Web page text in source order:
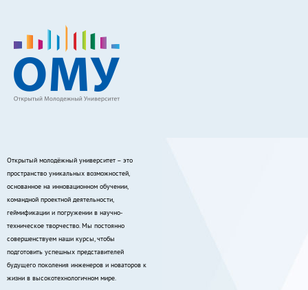
Открытый молодёжный университет – это
пространство уникальных возможностей,
основанное на инновационном обучении,
командной проектной деятельности,
геймификации и погружении в научно-
техническое творчество. Мы постоянно
совершенствуем наши курсы, чтобы
подготовить успешных представителей
будущего поколения инженеров и новаторов к
жизни в высокотехнологичном мире.